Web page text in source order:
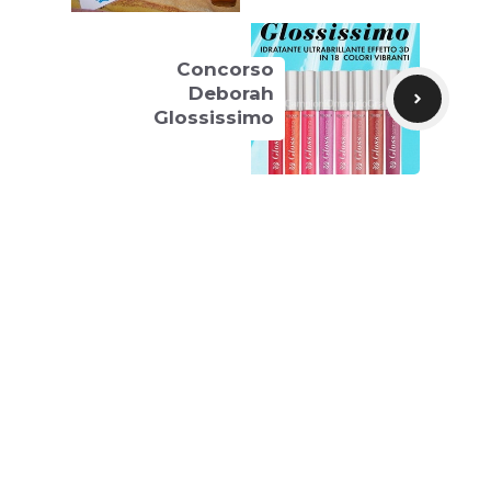
Concorso
Deborah
Glossissimo